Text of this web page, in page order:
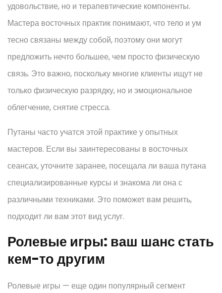
удовольствие, но и терапевтические компоненты.
Мастера восточных практик понимают, что тело и ум
тесно связаны между собой, поэтому они могут
предложить нечто большее, чем просто физическую
связь. Это важно, поскольку многие клиенты ищут не
только физическую разрядку, но и эмоциональное
облегчение, снятие стресса.
Путаны часто учатся этой практике у опытных
мастеров. Если вы заинтересованы в восточных
сеансах, уточните заранее, посещала ли ваша путана
специализированные курсы и знакома ли она с
различными техниками. Это поможет вам решить,
подходит ли вам этот вид услуг.
Ролевые игры: ваш шанс стать
кем-то другим
Ролевые игры — еще один популярный сегмент